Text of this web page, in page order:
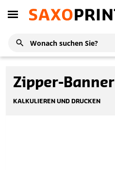
Zipper-Banner
KALKULIEREN UND DRUCKEN